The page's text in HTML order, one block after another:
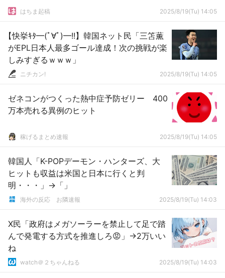
はちま起稿 2025/8/19(Tu) 14:05
【快挙ｷﾀ━(ﾟ∀ﾟ)━!!】韓国ネット民「三笘薫
がEPL日本人最多ゴール達成！次の挑戦が楽
しみすぎるｗｗｗ」
ニチカン! 2025/8/19(Tu) 14:05
ゼネコンがつくった熱中症予防ゼリー 400
万本売れる異例のヒット
稼げるまとめ速報 2025/8/19(Tu) 14:05
韓国人「K-POPデーモン・ハンターズ、大
ヒットも収益は米国と日本に行くと判
明・・・」→「」
海外の反応 お隣速報 2025/8/19(Tu) 14:03
X民「政府はメガソーラーを禁止して足で踏
んで発電する方式を推進しろ😡」→2万いい
ね
watch＠２ちゃんねる 2025/8/19(Tu) 14:03